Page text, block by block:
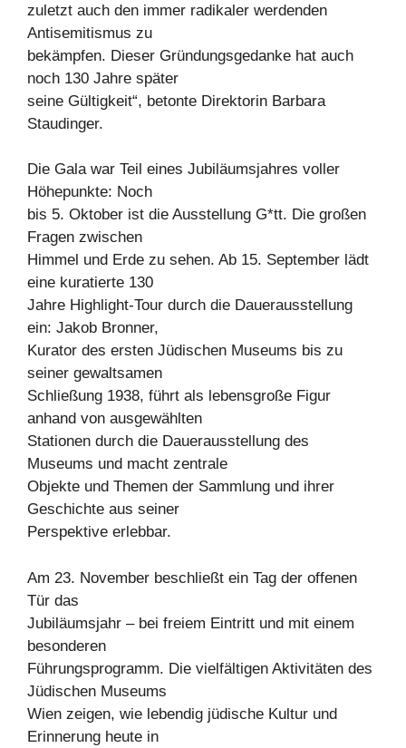
zuletzt auch den immer radikaler werdenden
Antisemitismus zu
bekämpfen. Dieser Gründungsgedanke hat auch
noch 130 Jahre später
seine Gültigkeit“, betonte Direktorin Barbara
Staudinger.
Die Gala war Teil eines Jubiläumsjahres voller
Höhepunkte: Noch
bis 5. Oktober ist die Ausstellung G*tt. Die großen
Fragen zwischen
Himmel und Erde zu sehen. Ab 15. September lädt
eine kuratierte 130
Jahre Highlight-Tour durch die Dauerausstellung
ein: Jakob Bronner,
Kurator des ersten Jüdischen Museums bis zu
seiner gewaltsamen
Schließung 1938, führt als lebensgroße Figur
anhand von ausgewählten
Stationen durch die Dauerausstellung des
Museums und macht zentrale
Objekte und Themen der Sammlung und ihrer
Geschichte aus seiner
Perspektive erlebbar.
Am 23. November beschließt ein Tag der offenen
Tür das
Jubiläumsjahr – bei freiem Eintritt und mit einem
besonderen
Führungsprogramm. Die vielfältigen Aktivitäten des
Jüdischen Museums
Wien zeigen, wie lebendig jüdische Kultur und
Erinnerung heute in